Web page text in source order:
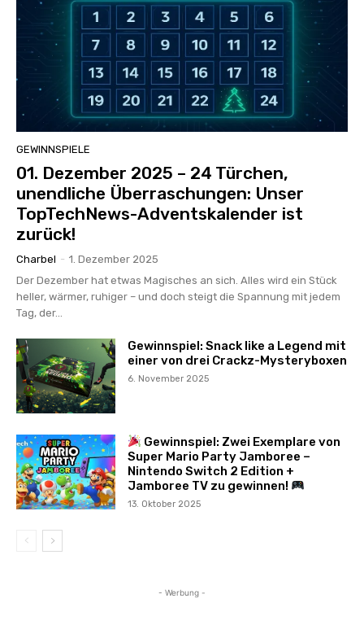
GEWINNSPIELE
01. Dezember 2025 – 24 Türchen,
unendliche Überraschungen: Unser
TopTechNews-Adventskalender ist
zurück!
Charbel - 1. Dezember 2025
Der Dezember hat etwas Magisches an sich. Alles wird ein Stück
heller, wärmer, ruhiger – und doch steigt die Spannung mit jedem
Tag, der...
Gewinnspiel: Snack like a Legend mit
einer von drei Crackz-Mysteryboxen
6. November 2025
Gewinnspiel: Zwei Exemplare von
Super Mario Party Jamboree –
Nintendo Switch 2 Edition +
Jamboree TV zu gewinnen!
13. Oktober 2025
- Werbung -